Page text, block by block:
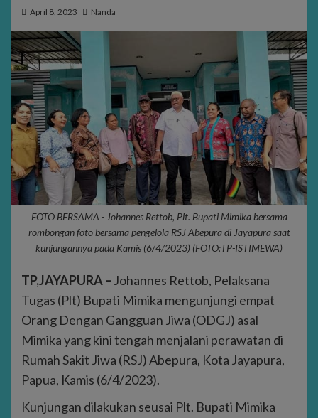
April 8, 2023 Nanda
FOTO BERSAMA - Johannes Rettob, Plt. Bupati Mimika bersama
rombongan foto bersama pengelola RSJ Abepura di Jayapura saat
kunjungannya pada Kamis (6/4/2023) (FOTO:TP-ISTIMEWA)
TP,JAYAPURA – Johannes Rettob, Pelaksana
Tugas (Plt) Bupati Mimika mengunjungi empat
Orang Dengan Gangguan Jiwa (ODGJ) asal
Mimika yang kini tengah menjalani perawatan di
Rumah Sakit Jiwa (RSJ) Abepura, Kota Jayapura,
Papua, Kamis (6/4/2023).
Kunjungan dilakukan seusai Plt. Bupati Mimika